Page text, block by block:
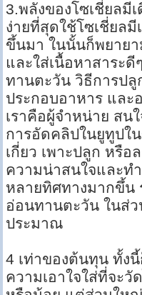
3.พลังของโซเชี่ยลมี
ง่ายที่สุดใช้โซเชี่ยลมี
ขึ้นมา ในนั้นก็พยาย
และใส่เนื้อหาสาระ
ทานตะวัน วิธีการป
ประกอบอาหาร และ
เราคือผู้จำหน่าย สน
การอัดคลิปในยูทูปใ
เกี่ยว เพาะปลูก หรือ
ความน่าสนใจและท
หลายทิศทางมากขึ้น
อ่อนทานตะวัน ในส่
ประมาณ
4 เท่าของต้นทุน ทั้ง
ความเอาใจใส่ที่จะวั